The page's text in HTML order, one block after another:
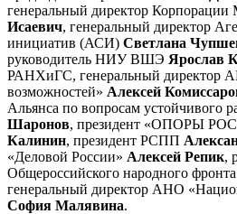
генеральный директор
Исаевич, генеральный директор
инициатив (АСИ) Светлана
руководитель НИУ ВШЭ Ярослав
РАНХиГС, генеральный директор
возможностей» Алексей
Альянса по вопросам устойчивого
Шаронов, президент «ОПОРЫ
Калинин, президент РСПП
«Деловой России» Алексей Репик,
Общероссийского народного фронта
генеральный директор АНО
София Малявина.